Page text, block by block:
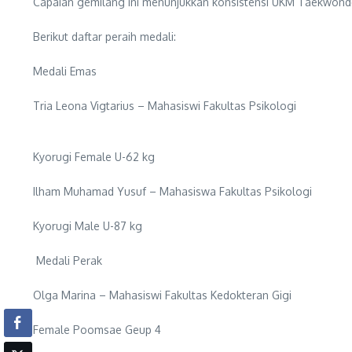
Berikut daftar peraih medali:
Medali Emas
Tria Leona Vigtarius – Mahasiswi Fakultas Psikologi
Kyorugi Female U-62 kg
Ilham Muhamad Yusuf – Mahasiswa Fakultas Psikologi
Kyorugi Male U-87 kg
Medali Perak
Olga Marina – Mahasiswi Fakultas Kedokteran Gigi
Female Poomsae Geup 4